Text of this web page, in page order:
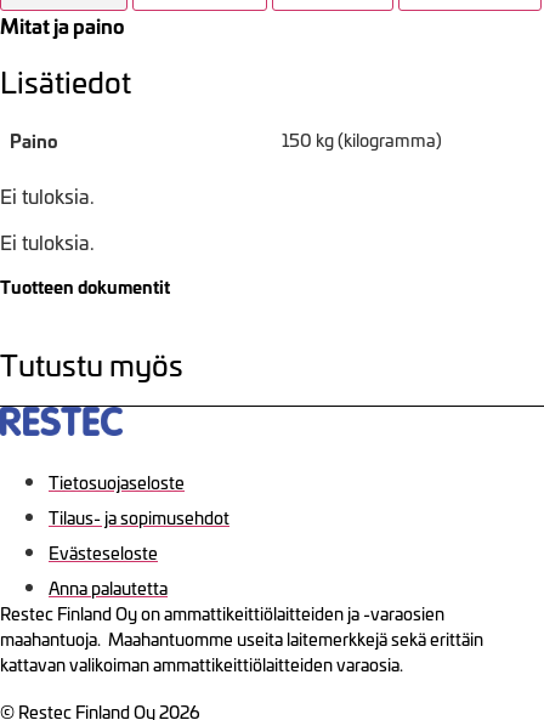
Mitat ja paino
Lisätiedot
Paino 150 kg (kilogramma)
Ei tuloksia.
Ei tuloksia.
Tuotteen dokumentit
Tutustu myös
Tietosuojaseloste
Tilaus- ja sopimusehdot
Evästeseloste
Anna palautetta
Restec Finland Oy on ammattikeittiölaitteiden ja -varaosien
maahantuoja. Maahantuomme useita laitemerkkejä sekä erittäin
kattavan valikoiman ammattikeittiölaitteiden varaosia.
© Restec Finland Oy 2026